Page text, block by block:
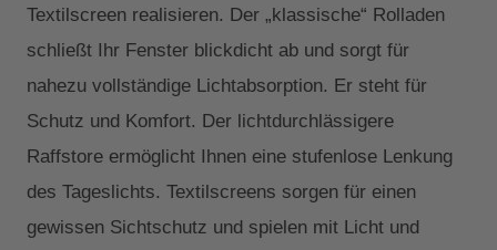
Textilscreen realisieren. Der „klassische“ Rolladen
schließt Ihr Fenster blickdicht ab und sorgt für
nahezu vollständige Lichtabsorption. Er steht für
Schutz und Komfort. Der lichtdurchlässigere
Raffstore ermöglicht Ihnen eine stufenlose Lenkung
des Tageslichts. Textilscreens sorgen für einen
gewissen Sichtschutz und spielen mit Licht und